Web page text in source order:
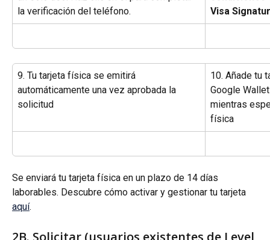
la verificación del teléfono.
Visa
9. Tu tarjeta física se emitirá
automáticamente una vez aprobada la
solicitud
10. Añade tu
Google
mientras
física
Se enviará tu tarjeta física en un plazo de 14 días
laborables. Descubre cómo activar y gestionar tu tarjeta
aquí.
2B. Solicitar (usuarios existentes de Level